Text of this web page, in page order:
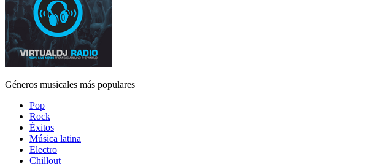
Géneros musicales más populares
Pop
Rock
Éxitos
Música latina
Electro
Chillout